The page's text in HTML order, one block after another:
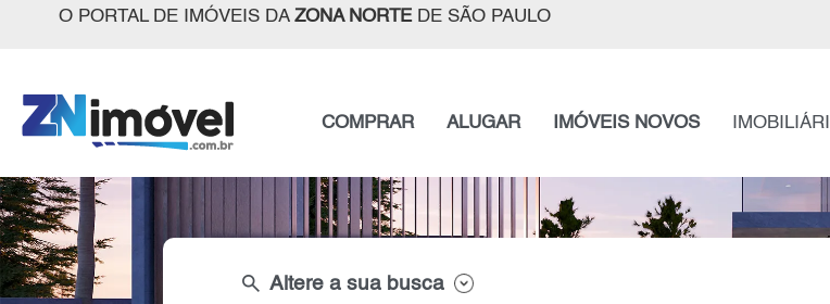
O PORTAL DE IMÓVEIS DA ZONA NORTEDE SÃO PAULO
COMPRAR ALUGAR IMÓVEIS NOVOS
search Altere a sua busca